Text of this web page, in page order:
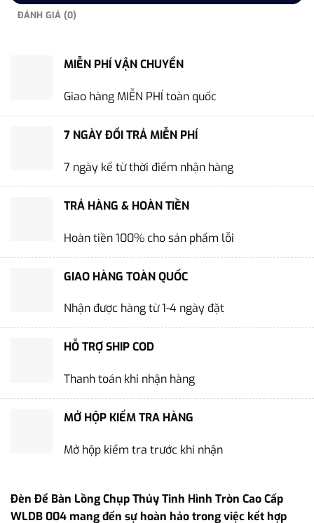
ĐÁNH GIÁ (0)
MIỄN PHÍ VẬN CHUYỂN
Giao hàng MIỄN PHÍ toàn quốc
7 NGÀY ĐỔI TRẢ MIỄN PHÍ
7 ngày kể từ thời điểm nhận hàng
TRẢ HÀNG & HOÀN TIỀN
Hoàn tiền 100% cho sản phẩm lỗi
GIAO HÀNG TOÀN QUỐC
Nhận được hàng từ 1-4 ngày đặt
HỖ TRỢ SHIP COD
Thanh toán khi nhận hàng
MỞ HỘP KIỂM TRA HÀNG
Mở hộp kiểm tra trước khi nhận
Đèn Để Bàn Lồng Chụp Thủy Tinh Hình Tròn Cao Cấp
WLDB 004 mang đến sự hoàn hảo trong việc kết hợp